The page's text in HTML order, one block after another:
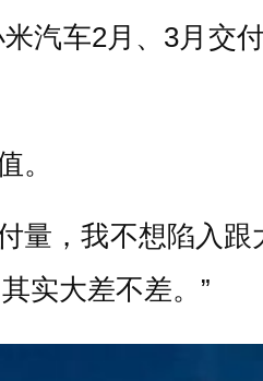
汽车2月、3月交
。
量，我不想陷入跟
实大差不差。”